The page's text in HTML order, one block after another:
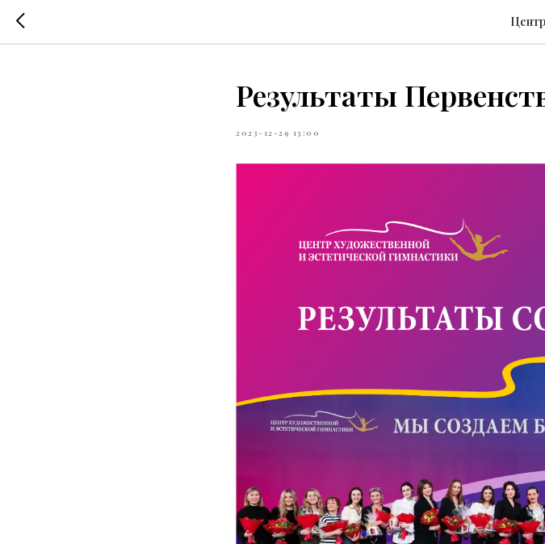
Результаты
2023-12-29 13:00